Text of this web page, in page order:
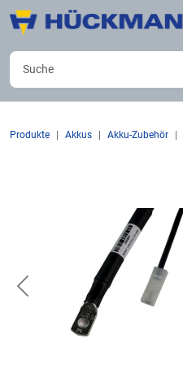
Produkte Akkus Akku-Zubehör
Previous